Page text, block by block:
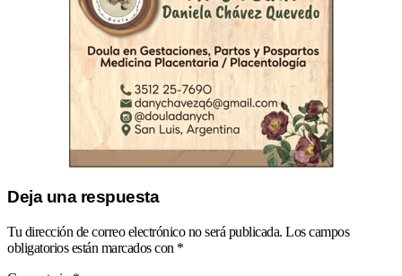
Deja una respuesta
Tu dirección de correo electrónico no será publicada. Los campos
obligatorios están marcados con *